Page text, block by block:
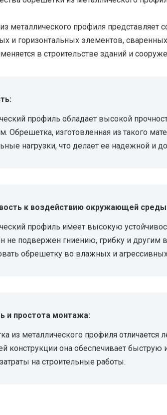
металлического профиля представляет
и горизонтальных элементов,
в строительстве зданий и
профиль обладает высокой
Обрешетка, изготовленная из такого
нагрузки, что делает ее надежной и
к воздействию окружающей
профиль имеет высокую
не подвержен гниению, грибку и другим
обрешетку во влажных и
и простота монтажа:
из металлического профиля отличается
конструкции она обеспечивает быструю
на строительные работы.